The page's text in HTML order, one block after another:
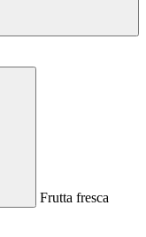
Frutta fresca